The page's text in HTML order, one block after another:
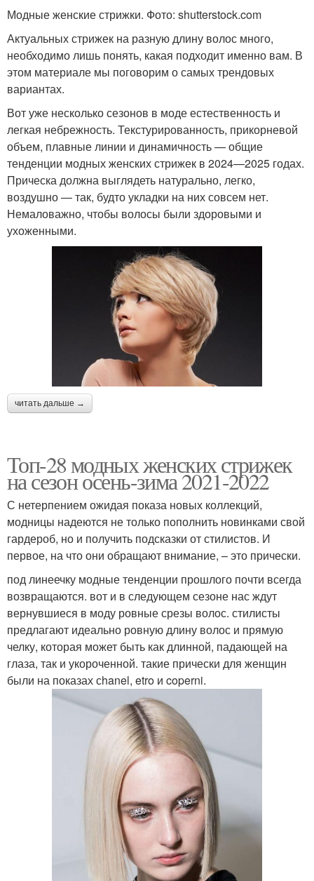
Модные женские стрижки. Фото: shutterstock.com
Актуальных стрижек на разную длину волос много,
необходимо лишь понять, какая подходит именно вам. В
этом материале мы поговорим о самых трендовых
вариантах.
Вот уже несколько сезонов в моде естественность и
легкая небрежность. Текстурированность, прикорневой
объем, плавные линии и динамичность — общие
тенденции модных женских стрижек в 2024—2025 годах.
Прическа должна выглядеть натурально, легко,
воздушно — так, будто укладки на них совсем нет.
Немаловажно, чтобы волосы были здоровыми и
ухоженными.
читать дальше →
Топ-28 модных женских стрижек
на сезон осень-зима 2021-2022
С нетерпением ожидая показа новых коллекций,
модницы надеются не только пополнить новинками свой
гардероб, но и получить подсказки от стилистов. И
первое, на что они обращают внимание, – это прически.
под линеечку модные тенденции прошлого почти всегда
возвращаются. вот и в следующем сезоне нас ждут
вернувшиеся в моду ровные срезы волос. стилисты
предлагают идеально ровную длину волос и прямую
челку, которая может быть как длинной, падающей на
глаза, так и укороченной. такие прически для женщин
были на показах сhanel, etro и coperni.